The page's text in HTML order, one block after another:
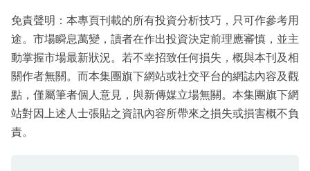
免責聲明：本專頁刊載的所有投資分析技巧，只可作參考用
途。市場瞬息萬變，讀者在作出投資決定前理應審慎，並主
動掌握市場最新狀況。若不幸招致任何損失，概與本刊及相
關作者無關。而本集團旗下網站或社交平台的網誌內容及觀
點，僅屬筆者個人意見，與新傳媒立場無關。本集團旗下網
站對因上述人士張貼之資訊內容所帶來之損失或損害概不負
責。